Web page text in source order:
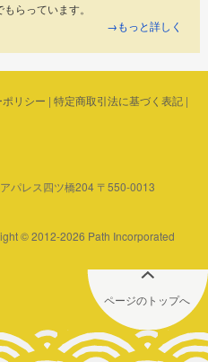
らっています。
→もっと詳しく
リシー | 特定商取引法に基づく表記|
パレス四ツ橋204 〒550-0013
© 2012-2026 Path Incorporated
ページのトップへ